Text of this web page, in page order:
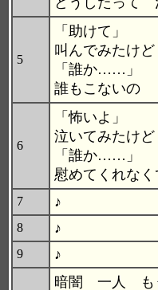
5
「助けて」
叫んでみたけど
「誰か……」
誰もこないの
6
「怖いよ」
泣いてみたけど
「誰か……」
慰めてくれなく
7 ♪
8 ♪
9
♪
暗闇 一人 も